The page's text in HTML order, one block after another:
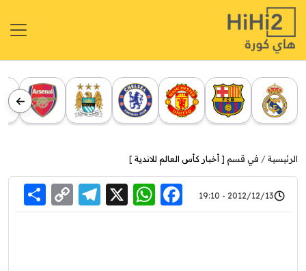
الرئيسية في قسم [ أخبار كأس العالم للاندية ]
2012/12/13 - 19:10
Facebook
WhatsApp
X
Link